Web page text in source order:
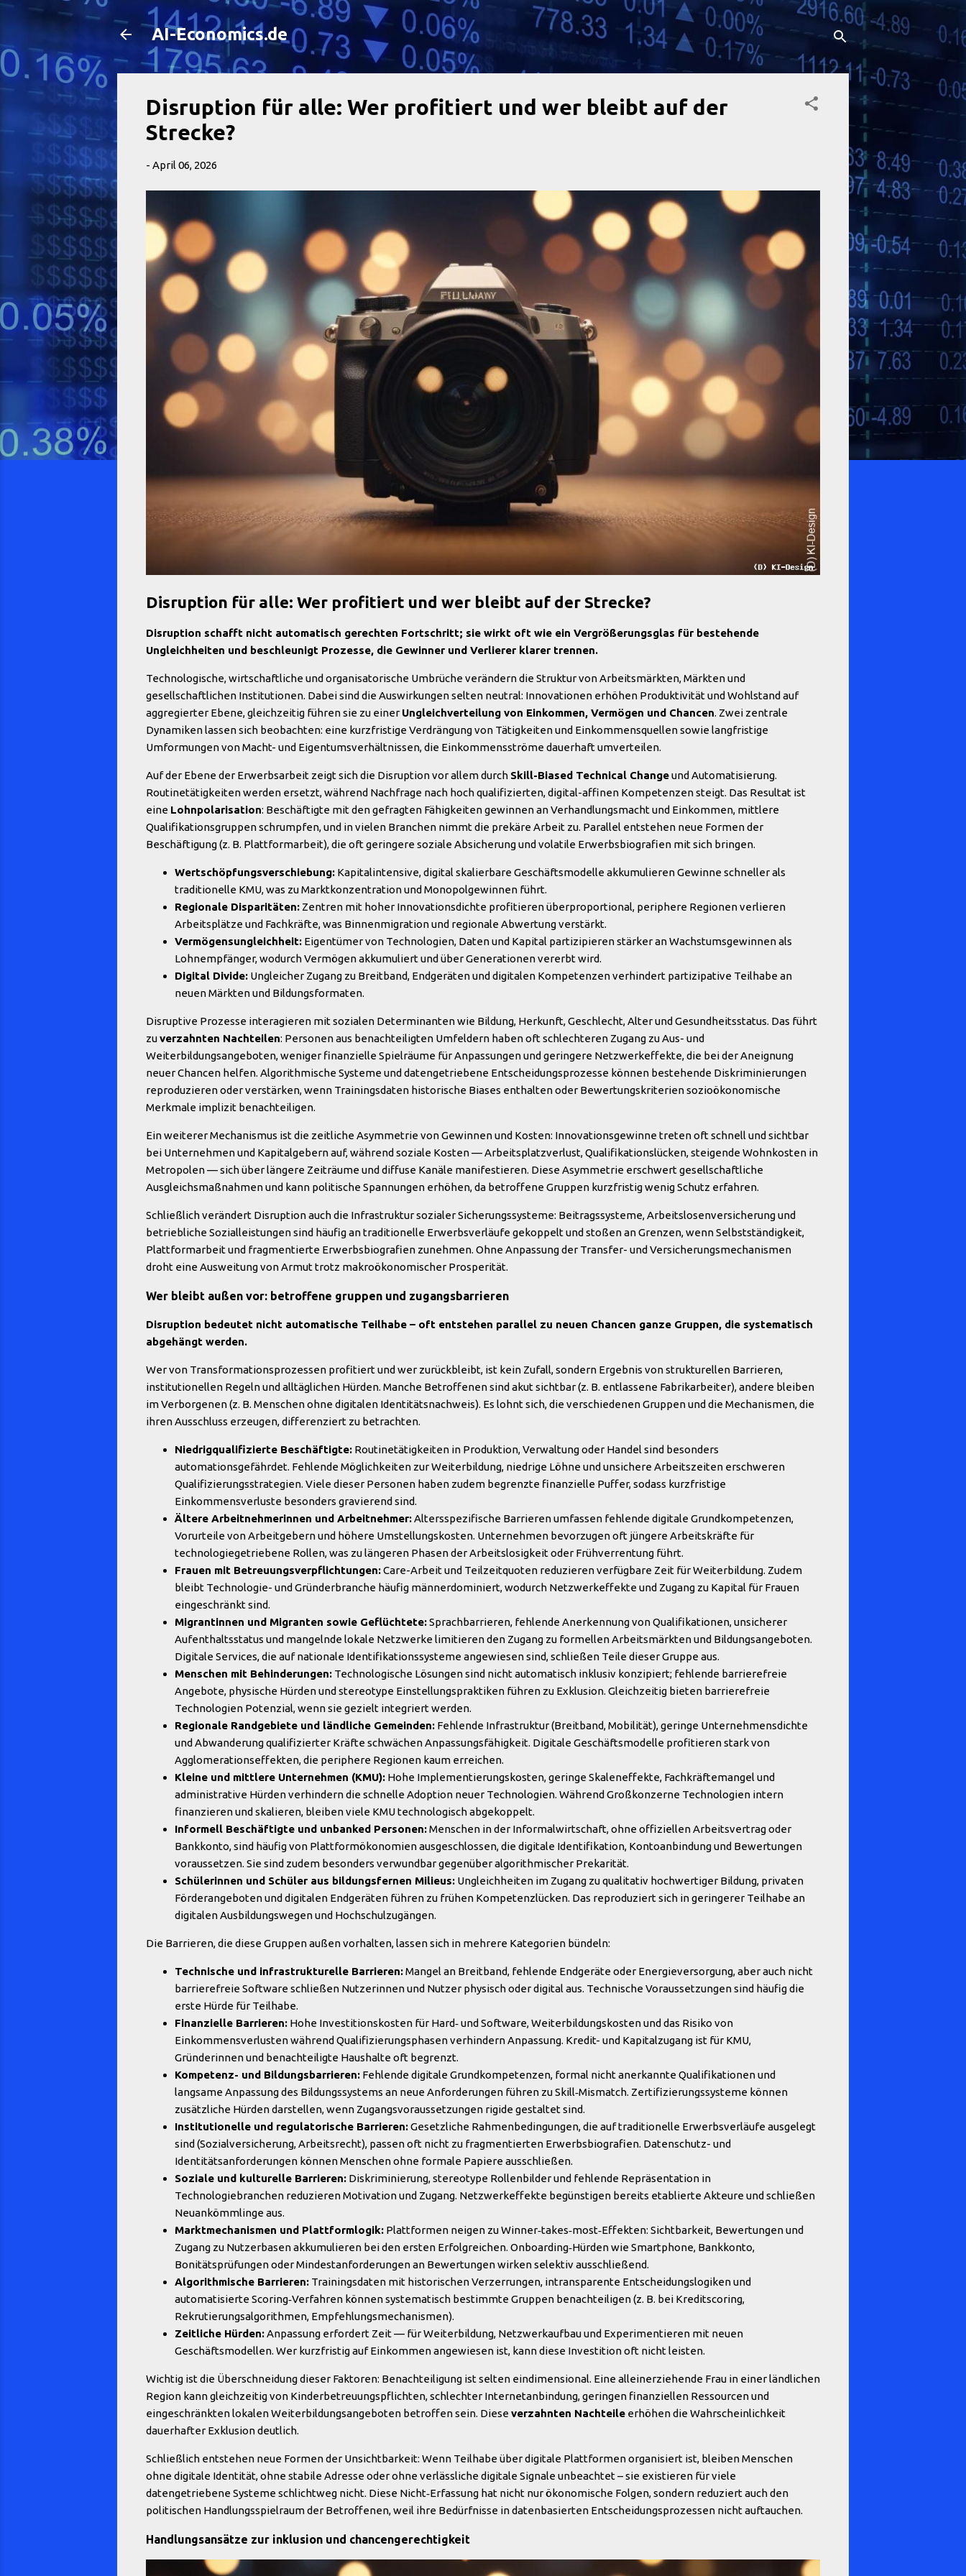
Direkt zum Hauptbereich
AI-Economics.de
Disruption für alle: Wer profitiert und wer bleibt auf der
Strecke?
- April 06, 2026
Disruption für alle: Wer profitiert und wer bleibt auf der Strecke?
Disruption schafft nicht automatisch gerechten Fortschritt; sie wirkt oft wie ein Vergrößerungsglas für bestehende
Ungleichheiten und beschleunigt Prozesse, die Gewinner und Verlierer klarer trennen.
Technologische, wirtschaftliche und organisatorische Umbrüche verändern die Struktur von Arbeitsmärkten, Märkten und
gesellschaftlichen Institutionen. Dabei sind die Auswirkungen selten neutral: Innovationen erhöhen Produktivität und Wohlstand auf
aggregierter Ebene, gleichzeitig führen sie zu einer Ungleichverteilung von Einkommen, Vermögen und Chancen. Zwei zentrale
Dynamiken lassen sich beobachten: eine kurzfristige Verdrängung von Tätigkeiten und Einkommensquellen sowie langfristige
Umformungen von Macht- und Eigentumsverhältnissen, die Einkommensströme dauerhaft umverteilen.
Auf der Ebene der Erwerbsarbeit zeigt sich die Disruption vor allem durch Skill-Biased Technical Changeund Automatisierung.
Routinetätigkeiten werden ersetzt, während Nachfrage nach hoch qualifizierten, digital-affinen Kompetenzen steigt. Das Resultat ist
eine Lohnpolarisation: Beschäftigte mit den gefragten Fähigkeiten gewinnen an Verhandlungsmacht und Einkommen, mittlere
Qualifikationsgruppen schrumpfen, und in vielen Branchen nimmt die prekäre Arbeit zu. Parallel entstehen neue Formen der
Beschäftigung (z. B. Plattformarbeit), die oft geringere soziale Absicherung und volatile Erwerbsbiografien mit sich bringen.
Wertschöpfungsverschiebung: Kapitalintensive, digital skalierbare Geschäftsmodelle akkumulieren Gewinne schneller als
traditionelle KMU, was zu Marktkonzentration und Monopolgewinnen führt.
Regionale Disparitäten: Zentren mit hoher Innovationsdichte profitieren überproportional, periphere Regionen verlieren
Arbeitsplätze und Fachkräfte, was Binnenmigration und regionale Abwertung verstärkt.
Vermögensungleichheit: Eigentümer von Technologien, Daten und Kapital partizipieren stärker an Wachstumsgewinnen als
Lohnempfänger, wodurch Vermögen akkumuliert und über Generationen vererbt wird.
Digital Divide: Ungleicher Zugang zu Breitband, Endgeräten und digitalen Kompetenzen verhindert partizipative Teilhabe an
neuen Märkten und Bildungsformaten.
Disruptive Prozesse interagieren mit sozialen Determinanten wie Bildung, Herkunft, Geschlecht, Alter und Gesundheitsstatus. Das führt
zuverzahnten Nachteilen: Personen aus benachteiligten Umfeldern haben oft schlechteren Zugang zu Aus- und
Weiterbildungsangeboten, weniger finanzielle Spielräume für Anpassungen und geringere Netzwerkeffekte, die bei der Aneignung
neuer Chancen helfen. Algorithmische Systeme und datengetriebene Entscheidungsprozesse können bestehende Diskriminierungen
reproduzieren oder verstärken, wenn Trainingsdaten historische Biases enthalten oder Bewertungskriterien sozioökonomische
Merkmale implizit benachteiligen.
Ein weiterer Mechanismus ist die zeitliche Asymmetrie von Gewinnen und Kosten: Innovationsgewinne treten oft schnell und sichtbar
bei Unternehmen und Kapitalgebern auf, während soziale Kosten — Arbeitsplatzverlust, Qualifikationslücken, steigende Wohnkosten in
Metropolen — sich über längere Zeiträume und diffuse Kanäle manifestieren. Diese Asymmetrie erschwert gesellschaftliche
Ausgleichsmaßnahmen und kann politische Spannungen erhöhen, da betroffene Gruppen kurzfristig wenig Schutz erfahren.
Schließlich verändert Disruption auch die Infrastruktur sozialer Sicherungssysteme: Beitragssysteme, Arbeitslosenversicherung und
betriebliche Sozialleistungen sind häufig an traditionelle Erwerbsverläufe gekoppelt und stoßen an Grenzen, wenn Selbstständigkeit,
Plattformarbeit und fragmentierte Erwerbsbiografien zunehmen. Ohne Anpassung der Transfer- und Versicherungsmechanismen
droht eine Ausweitung von Armut trotz makroökonomischer Prosperität.
Wer bleibt außen vor: betroffene gruppen und zugangsbarrieren
Disruption bedeutet nicht automatische Teilhabe – oft entstehen parallel zu neuen Chancen ganze Gruppen, die systematisch
abgehängt werden.
Wer von Transformationsprozessen profitiert und wer zurückbleibt, ist kein Zufall, sondern Ergebnis von strukturellen Barrieren,
institutionellen Regeln und alltäglichen Hürden. Manche Betroffenen sind akut sichtbar (z. B. entlassene Fabrikarbeiter), andere bleiben
im Verborgenen (z. B. Menschen ohne digitalen Identitätsnachweis). Es lohnt sich, die verschiedenen Gruppen und die Mechanismen, die
ihren Ausschluss erzeugen, differenziert zu betrachten.
Niedrigqualifizierte Beschäftigte: Routinetätigkeiten in Produktion, Verwaltung oder Handel sind besonders
automationsgefährdet. Fehlende Möglichkeiten zur Weiterbildung, niedrige Löhne und unsichere Arbeitszeiten erschweren
Qualifizierungsstrategien. Viele dieser Personen haben zudem begrenzte finanzielle Puffer, sodass kurzfristige
Einkommensverluste besonders gravierend sind.
Ältere Arbeitnehmerinnen und Arbeitnehmer:Altersspezifische Barrieren umfassen fehlende digitale Grundkompetenzen,
Vorurteile von Arbeitgebern und höhere Umstellungskosten. Unternehmen bevorzugen oft jüngere Arbeitskräfte für
technologiegetriebene Rollen, was zu längeren Phasen der Arbeitslosigkeit oder Frühverrentung führt.
Frauen mit Betreuungsverpflichtungen:Care-Arbeit und Teilzeitquoten reduzieren verfügbare Zeit für Weiterbildung. Zudem
bleibt Technologie- und Gründerbranche häufig männerdominiert, wodurch Netzwerkeffekte und Zugang zu Kapital für Frauen
eingeschränkt sind.
Migrantinnen und Migranten sowie Geflüchtete:Sprachbarrieren, fehlende Anerkennung von Qualifikationen, unsicherer
Aufenthaltsstatus und mangelnde lokale Netzwerke limitieren den Zugang zu formellen Arbeitsmärkten und Bildungsangeboten.
Digitale Services, die auf nationale Identifikationssysteme angewiesen sind, schließen Teile dieser Gruppe aus.
Menschen mit Behinderungen: Technologische Lösungen sind nicht automatisch inklusiv konzipiert; fehlende barrierefreie
Angebote, physische Hürden und stereotype Einstellungspraktiken führen zu Exklusion. Gleichzeitig bieten barrierefreie
Technologien Potenzial, wenn sie gezielt integriert werden.
Regionale Randgebiete und ländliche Gemeinden: Fehlende Infrastruktur (Breitband, Mobilität), geringe Unternehmensdichte
und Abwanderung qualifizierter Kräfte schwächen Anpassungsfähigkeit. Digitale Geschäftsmodelle profitieren stark von
Agglomerationseffekten, die periphere Regionen kaum erreichen.
Kleine und mittlere Unternehmen (KMU): Hohe Implementierungskosten, geringe Skaleneffekte, Fachkräftemangel und
administrative Hürden verhindern die schnelle Adoption neuer Technologien. Während Großkonzerne Technologien intern
finanzieren und skalieren, bleiben viele KMU technologisch abgekoppelt.
Informell Beschäftigte und unbanked Personen:Menschen in der Informalwirtschaft, ohne offiziellen Arbeitsvertrag oder
Bankkonto, sind häufig von Plattformökonomien ausgeschlossen, die digitale Identifikation, Kontoanbindung und Bewertungen
voraussetzen. Sie sind zudem besonders verwundbar gegenüber algorithmischer Prekarität.
Schülerinnen und Schüler aus bildungsfernen Milieus: Ungleichheiten im Zugang zu qualitativ hochwertiger Bildung, privaten
Förderangeboten und digitalen Endgeräten führen zu frühen Kompetenzlücken. Das reproduziert sich in geringerer Teilhabe an
digitalen Ausbildungswegen und Hochschulzugängen.
Die Barrieren, die diese Gruppen außen vorhalten, lassen sich in mehrere Kategorien bündeln:
Technische und infrastrukturelle Barrieren:Mangel an Breitband, fehlende Endgeräte oder Energieversorgung, aber auch nicht
barrierefreie Software schließen Nutzerinnen und Nutzer physisch oder digital aus. Technische Voraussetzungen sind häufig die
erste Hürde für Teilhabe.
Finanzielle Barrieren: Hohe Investitionskosten für Hard‑ und Software, Weiterbildungskosten und das Risiko von
Einkommensverlusten während Qualifizierungsphasen verhindern Anpassung. Kredit- und Kapitalzugang ist für KMU,
Gründerinnen und benachteiligte Haushalte oft begrenzt.
Kompetenz- und Bildungsbarrieren: Fehlende digitale Grundkompetenzen, formal nicht anerkannte Qualifikationen und
langsame Anpassung des Bildungssystems an neue Anforderungen führen zu Skill‑Mismatch. Zertifizierungssysteme können
zusätzliche Hürden darstellen, wenn Zugangsvoraussetzungen rigide gestaltet sind.
Institutionelle und regulatorische Barrieren:Gesetzliche Rahmenbedingungen, die auf traditionelle Erwerbsverläufe ausgelegt
sind (Sozialversicherung, Arbeitsrecht), passen oft nicht zu fragmentierten Erwerbsbiografien. Datenschutz- und
Identitätsanforderungen können Menschen ohne formale Papiere ausschließen.
Soziale und kulturelle Barrieren: Diskriminierung, stereotype Rollenbilder und fehlende Repräsentation in
Technologiebranchen reduzieren Motivation und Zugang. Netzwerkeffekte begünstigen bereits etablierte Akteure und schließen
Neuankömmlinge aus.
Marktmechanismen und Plattformlogik: Plattformen neigen zu Winner‑takes‑most‑Effekten: Sichtbarkeit, Bewertungen und
Zugang zu Nutzerbasen akkumulieren bei den ersten Erfolgreichen. Onboarding‑Hürden wie Smartphone, Bankkonto,
Bonitätsprüfungen oder Mindestanforderungen an Bewertungen wirken selektiv ausschließend.
Algorithmische Barrieren: Trainingsdaten mit historischen Verzerrungen, intransparente Entscheidungslogiken und
automatisierte Scoring‑Verfahren können systematisch bestimmte Gruppen benachteiligen (z. B. bei Kreditscoring,
Rekrutierungsalgorithmen, Empfehlungsmechanismen).
Zeitliche Hürden:Anpassung erfordert Zeit — für Weiterbildung, Netzwerkaufbau und Experimentieren mit neuen
Geschäftsmodellen. Wer kurzfristig auf Einkommen angewiesen ist, kann diese Investition oft nicht leisten.
Wichtig ist die Überschneidung dieser Faktoren: Benachteiligung ist selten eindimensional. Eine alleinerziehende Frau in einer ländlichen
Region kann gleichzeitig von Kinderbetreuungspflichten, schlechter Internetanbindung, geringen finanziellen Ressourcen und
eingeschränkten lokalen Weiterbildungsangeboten betroffen sein. Dieseverzahnten Nachteile erhöhen die Wahrscheinlichkeit
dauerhafter Exklusion deutlich.
Schließlich entstehen neue Formen der Unsichtbarkeit: Wenn Teilhabe über digitale Plattformen organisiert ist, bleiben Menschen
ohne digitale Identität, ohne stabile Adresse oder ohne verlässliche digitale Signale unbeachtet – sie existieren für viele
datengetriebene Systeme schlichtweg nicht. Diese Nicht‑Erfassung hat nicht nur ökonomische Folgen, sondern reduziert auch den
politischen Handlungsspielraum der Betroffenen, weil ihre Bedürfnisse in datenbasierten Entscheidungsprozessen nicht auftauchen.
Handlungsansätze zur inklusion und chancengerechtigkeit